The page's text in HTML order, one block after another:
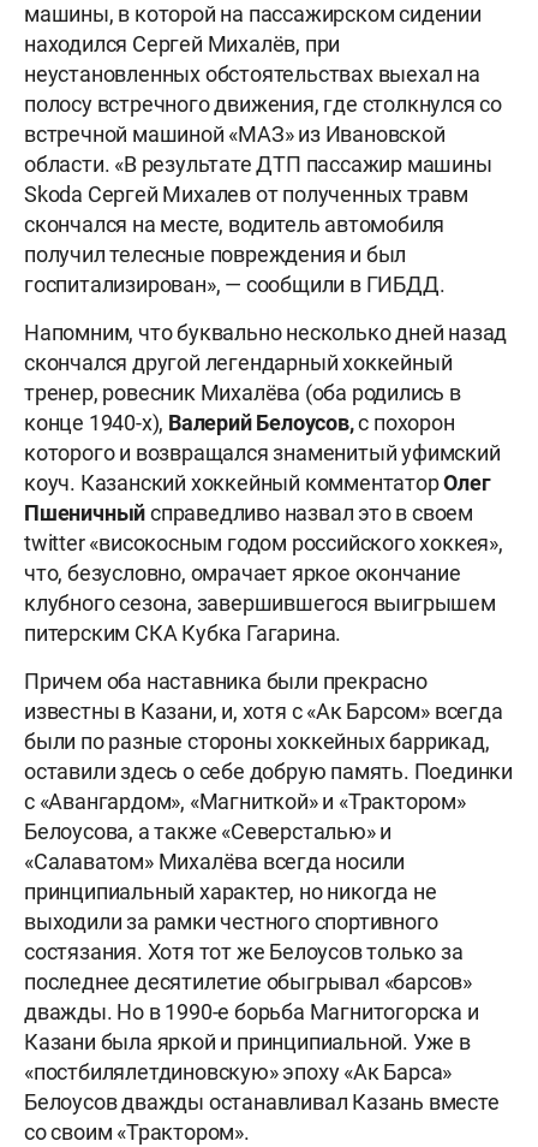
машины, в которой на пассажирском сидении
находился Сергей Михалёв, при
неустановленных обстоятельствах выехал на
полосу встречного движения, где столкнулся со
встречной машиной «МАЗ» из Ивановской
области. «В результате ДТП пассажир машины
Skoda Сергей Михалев от полученных травм
скончался на месте, водитель автомобиля
получил телесные повреждения и был
госпитализирован», — сообщили в ГИБДД.
Напомним, что буквально несколько дней назад
скончался другой легендарный хоккейный
тренер, ровесник Михалёва (оба родились в
конце 1940-х), Валерий Белоусов,с похорон
которого и возвращался знаменитый уфимский
коуч. Казанский хоккейный комментаторОлег
Пшеничныйсправедливо назвал это в своем
twitter «високосным годом российского хоккея»,
что, безусловно, омрачает яркое окончание
клубного сезона, завершившегося выигрышем
питерским СКА Кубка Гагарина.
Причем оба наставника были прекрасно
известны в Казани, и, хотя с «Ак Барсом» всегда
были по разные стороны хоккейных баррикад,
оставили здесь о себе добрую память. Поединки
с «Авангардом», «Магниткой» и «Трактором»
Белоусова, а также «Северсталью» и
«Салаватом» Михалёва всегда носили
принципиальный характер, но никогда не
выходили за рамки честного спортивного
состязания. Хотя тот же Белоусов только за
последнее десятилетие обыгрывал «барсов»
дважды. Но в 1990-е борьба Магнитогорска и
Казани была яркой и принципиальной. Уже в
«постбилялетдиновскую» эпоху «Ак Барса»
Белоусов дважды останавливал Казань вместе
со своим «Трактором».